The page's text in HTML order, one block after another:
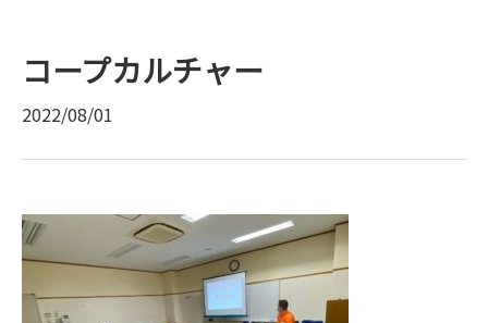
コープカルチャー
2022/08/01